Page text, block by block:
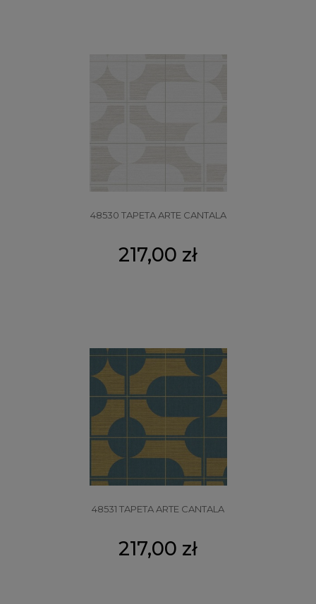
48530 TAPETA ARTE CANTALA
217,00 zł
48531 TAPETA ARTE CANTALA
217,00 zł